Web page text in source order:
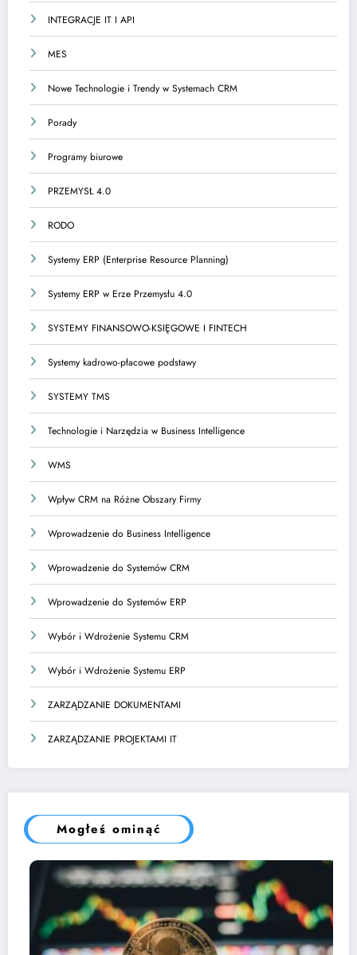
INTEGRACJE IT I API
MES
Nowe Technologie i Trendy w Systemach CRM
Porady
Programy biurowe
PRZEMYSŁ 4.0
RODO
Systemy ERP (Enterprise Resource Planning)
Systemy ERP w Erze Przemysłu 4.0
SYSTEMY FINANSOWO-KSIĘGOWE I FINTECH
Systemy kadrowo-płacowe podstawy
SYSTEMY TMS
Technologie i Narzędzia w Business Intelligence
WMS
Wpływ CRM na Różne Obszary Firmy
Wprowadzenie do Business Intelligence
Wprowadzenie do Systemów CRM
Wprowadzenie do Systemów ERP
Wybór i Wdrożenie Systemu CRM
Wybór i Wdrożenie Systemu ERP
ZARZĄDZANIE DOKUMENTAMI
ZARZĄDZANIE PROJEKTAMI IT
Mogłeś ominąć